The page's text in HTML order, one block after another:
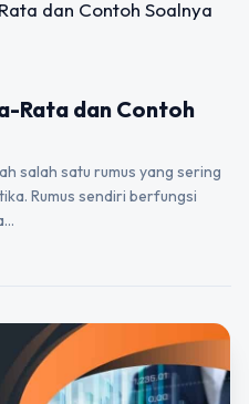
Rata dan Contoh
salah satu rumus yang sering
Rumus sendiri berfungsi